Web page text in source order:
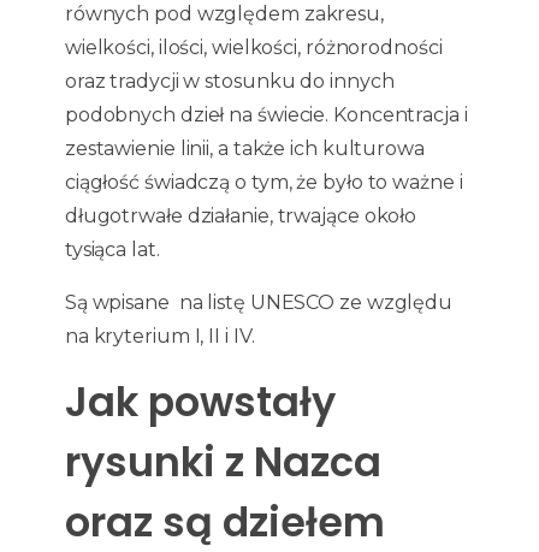
równych pod względem zakresu,
wielkości, ilości, wielkości, różnorodności
oraz tradycji w stosunku do innych
podobnych dzieł na świecie. Koncentracja i
zestawienie linii, a także ich kulturowa
ciągłość świadczą o tym, że było to ważne i
długotrwałe działanie, trwające około
tysiąca lat.
Są wpisane na listę UNESCO ze względu
na kryterium I, II i IV.
Jak powstały
rysunki z Nazca
oraz są dziełem